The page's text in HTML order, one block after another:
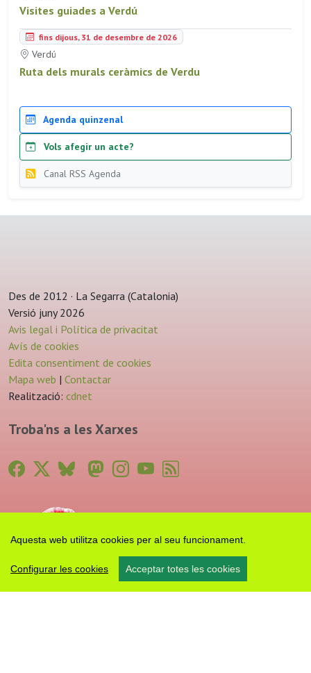
Aquesta web utilitza cookies per al seu funcionament.
Configurar les cookies Acceptar totes les cookies
Visites guiades a Verdú
fins dijous, 31 de desembre de 2026
Verdú
Ruta dels murals ceràmics de Verdu
Agenda quinzenal
Vols afegir un acte?
Canal RSS Agenda
Des de 2012 · La Segarra (Catalonia)
Versió juny 2026
Avis legal i Política de privacitat
Avís de cookies
Edita consentiment de cookies
Mapa web | Contactar
Realització: cdnet
Troba'ns a les Xarxes